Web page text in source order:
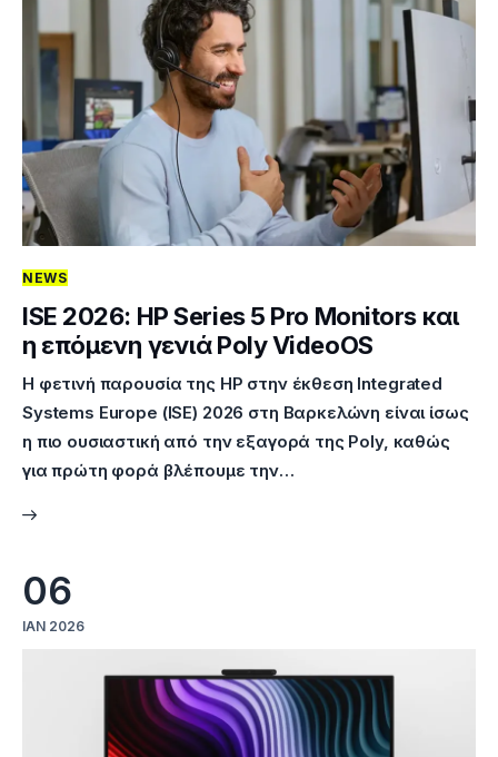
NEWS
ISE 2026: HP Series 5 Pro Monitors και
η επόμενη γενιά Poly VideoOS
Η φετινή παρουσία της HP στην έκθεση Integrated
Systems Europe (ISE) 2026 στη Βαρκελώνη είναι ίσως
η πιο ουσιαστική από την εξαγορά της Poly, καθώς
για πρώτη φορά βλέπουμε την…
06
ΙΑΝ 2026